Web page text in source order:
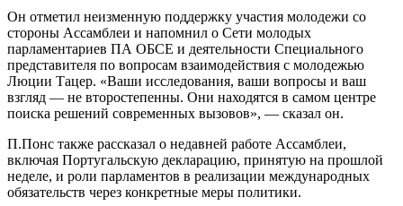
Он отметил неизменную поддержку участия молодежи со
стороны Ассамблеи и напомнил о Сети молодых
парламентариев ПА ОБСЕ и деятельности Специального
представителя по вопросам взаимодействия с молодежью
Люции Тацер. «Ваши исследования, ваши вопросы и ваш
взгляд — не второстепенны. Они находятся в самом центре
поиска решений современных вызовов», — сказал он.
П.Понс также рассказал о недавней работе Ассамблеи,
включая Португальскую декларацию, принятую на прошлой
неделе, и роли парламентов в реализации международных
обязательств через конкретные меры политики.